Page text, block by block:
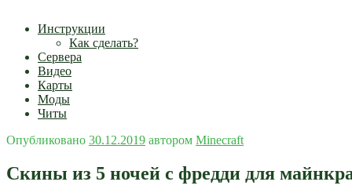
Инструкции
Как сделать?
Сервера
Видео
Карты
Моды
Читы
Опубликовано 30.12.2019 автором Minecraft
Скины из 5 ночей с фредди для